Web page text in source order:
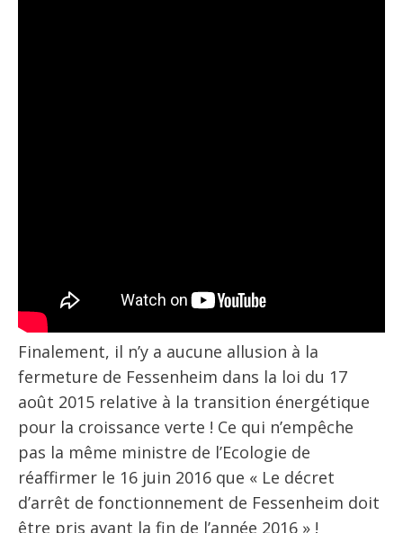
Finalement, il n’y a aucune allusion à la
fermeture de Fessenheim dans la loi du 17
août 2015 relative à la transition énergétique
pour la croissance verte ! Ce qui n’empêche
pas la même ministre de l’Ecologie de
réaffirmer le 16 juin 2016 que « Le décret
d’arrêt de fonctionnement de Fessenheim doit
être pris avant la fin de l’année 2016 » !